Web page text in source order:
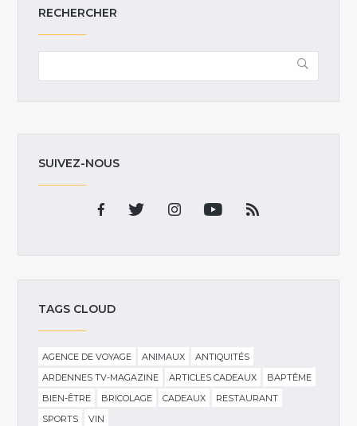
RECHERCHER
SUIVEZ-NOUS
TAGS CLOUD
AGENCE DE VOYAGE ANIMAUX
ANTIQUITÉS
ARDENNES TV-MAGAZINE
ARTICLES CADEAUX
BAPTÊME
BIEN-ÊTRE
BRICOLAGE CADEAUX
RESTAURANT
SPORTS
VIN